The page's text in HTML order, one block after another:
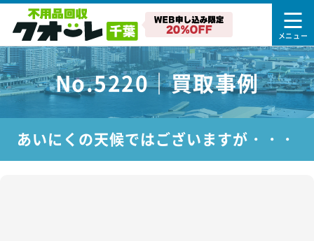
No.5220｜買取事例
あいにくの天候ではございますが・・・